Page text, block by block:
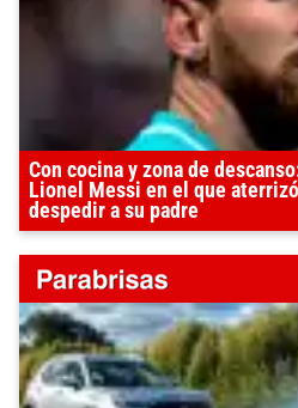
Con cocina y zona de
Lionel Messi en el que
despedir a su padre